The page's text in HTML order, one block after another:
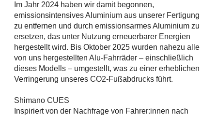
Im Jahr 2024 haben wir damit begonnen,
emissionsintensives Aluminium aus unserer Fertigung
zu entfernen und durch emissionsarmes Aluminium zu
ersetzen, das unter Nutzung erneuerbarer Energien
hergestellt wird. Bis Oktober 2025 wurden nahezu alle
von uns hergestellten Alu-Fahrräder – einschließlich
dieses Modells – umgestellt, was zu einer erheblichen
Verringerung unseres CO2-Fußabdrucks führt.
Shimano CUES
Inspiriert von der Nachfrage von Fahrer:innen nach